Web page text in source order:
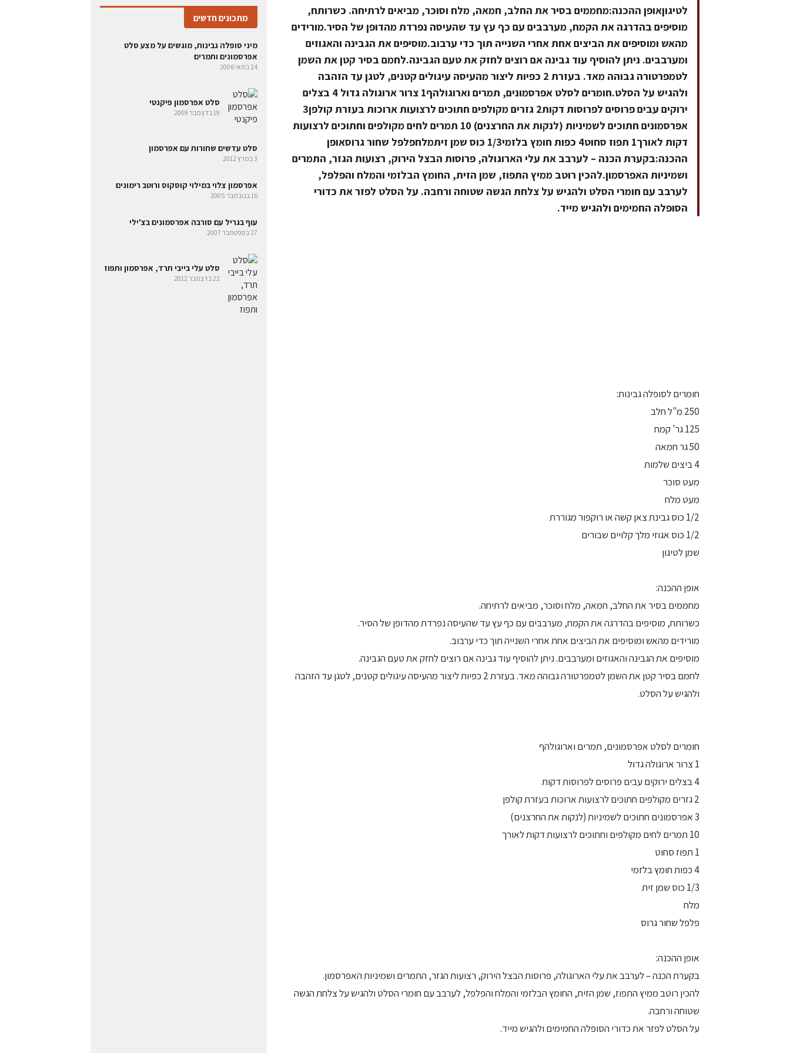
לטיגוןאופן ההכנה:מחממים בסיר את החלב, חמאה, מלח וסוכר, מביאים לרתיחה. כשרותח,
מוסיפים בהדרגה את הקמח, מערבבים עם כף עץ עד שהעיסה נפרדת מהדופן של הסיר.מורידים
מהאש ומוסיפים את הביצים אחת אחרי השנייה תוך כדי ערבוב.מוסיפים את הגבינה והאגוזים
ומערבבים. ניתן להוסיף עוד גבינה אם רוצים לחזק את טעם הגבינה.לחמם בסיר קטן את השמן
לטמפרטורה גבוהה מאד. בעזרת 2 כפיות ליצור מהעיסה עיגולים קטנים, לטגן עד הזהבה
ולהגיש על הסלט.חומרים לסלט אפרסמונים, תמרים וארוגולהף1 צרור ארוגולה גדול 4 בצלים
ירוקים עבים פרוסים לפרוסות דקות2 גזרים מקולפים חתוכים לרצועות ארוכות בעזרת קולפן3
אפרסמונים חתוכים לשמיניות (לנקות את החרצנים) 10 תמרים לחים מקולפים וחתוכים לרצועות
דקות לאורך1 תפוז סחוט4 כפות חומץ בלזמי1/3 כוס שמן זיתמלחפלפל שחור גרוסאופן
ההכנה:בקערת הכנה – לערבב את עלי הארוגולה, פרוסות הבצל הירוק, רצועות הגזר, התמרים
ושמיניות האפרסמון.להכין רוטב ממיץ התפוז, שמן הזית, החומץ הבלזמי והמלח והפלפל,
לערבב עם חומרי הסלט ולהגיש על צלחת הגשה שטוחה ורחבה. על הסלט לפזר את כדורי
הסופלה החמימים ולהגיש מייד.
חומרים לסופלה גבינות:
250 מ"ל חלב
125 גר' קמח
50 גר חמאה
4 ביצים שלמות
מעט סוכר
מעט מלח
1/2 כוס גבינת צאן קשה או רוקפור מגוררת
1/2 כוס אגוזי מלך קלויים שבורים
שמן לטיגון
אופן ההכנה:
מחממים בסיר את החלב, חמאה, מלח וסוכר, מביאים לרתיחה.
כשרותח, מוסיפים בהדרגה את הקמח, מערבבים עם כף עץ עד שהעיסה נפרדת מהדופן של הסיר.
מורידים מהאש ומוסיפים את הביצים אחת אחרי השנייה תוך כדי ערבוב.
מוסיפים את הגבינה והאגוזים ומערבבים. ניתן להוסיף עוד גבינה אם רוצים לחזק את טעם הגבינה.
לחמם בסיר קטן את השמן לטמפרטורה גבוהה מאד. בעזרת 2 כפיות ליצור מהעיסה עיגולים קטנים, לטגן עד הזהבה
ולהגיש על הסלט.
חומרים לסלט אפרסמונים, תמרים וארוגולהף
1 צרור ארוגולה גדול
4 בצלים ירוקים עבים פרוסים לפרוסות דקות
2 גזרים מקולפים חתוכים לרצועות ארוכות בעזרת קולפן
3 אפרסמונים חתוכים לשמיניות (לנקות את החרצנים)
10 תמרים לחים מקולפים וחתוכים לרצועות דקות לאורך
1 תפוז סחוט
4 כפות חומץ בלזמי
1/3 כוס שמן זית
מלח
פלפל שחור גרוס
אופן ההכנה:
בקערת הכנה – לערבב את עלי הארוגולה, פרוסות הבצל הירוק, רצועות הגזר, התמרים ושמיניות האפרסמון.
להכין רוטב ממיץ התפוז, שמן הזית, החומץ הבלזמי והמלח והפלפל, לערבב עם חומרי הסלט ולהגיש על צלחת הגשה
שטוחה ורחבה.
על הסלט לפזר את כדורי הסופלה החמימים ולהגיש מייד.
מתכונים חדשים
מיני סופלה גבינות, מוגשים על מצע סלט
אפרסמונים ותמרים
24 במאי 2006
סלט אפרסמון פיקנטי
19 בדצמבר 2009
סלט עדשים שחורות עם אפרסמון
3 במרץ 2012
אפרסמון צלוי במילוי קוסקוס ורוטב רימונים
16 בנובמבר 2005
עוף בגריל עם סורבה אפרסמונים בצ'ילי
27 בספטמבר 2007
סלט עלי בייבי תרד, אפרסמון ותפוז
22 בדצמבר 2012